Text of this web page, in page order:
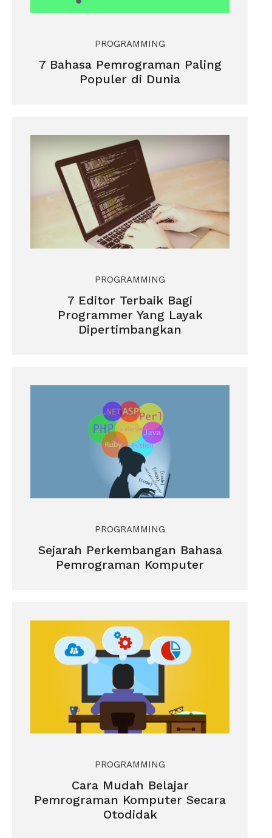
PROGRAMMING
7 Bahasa Pemrograman Paling
Populer di Dunia
PROGRAMMING
7 Editor Terbaik Bagi
Programmer Yang Layak
Dipertimbangkan
PROGRAMMING
Sejarah Perkembangan Bahasa
Pemrograman Komputer
PROGRAMMING
Cara Mudah Belajar
Pemrograman Komputer Secara
Otodidak